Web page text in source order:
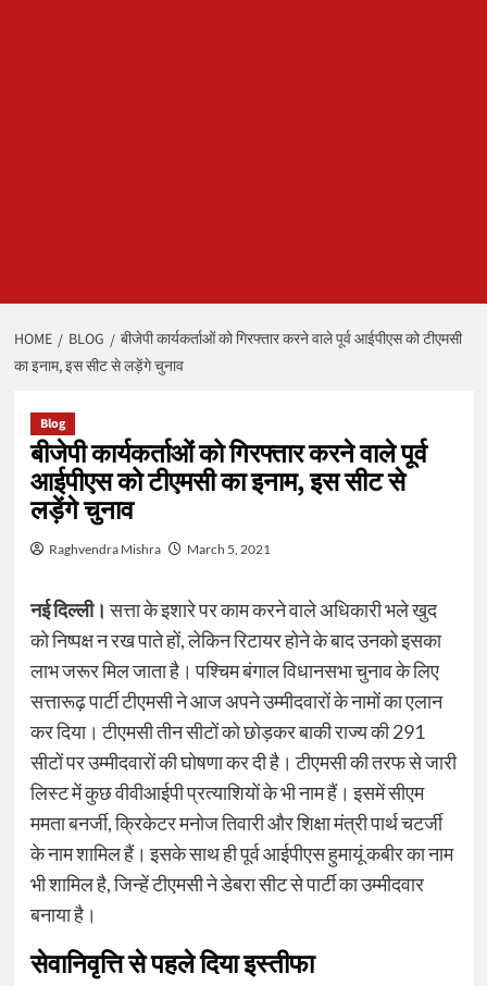
HOME BLOG
बीजेपी कार्यकर्ताओं को गिरफ्तार करने वाले पूर्व आईपीएस को टीएमसी
का इनाम, इस सीट से लड़ेंगे चुनाव
Blog
बीजेपी कार्यकर्ताओं को गिरफ्तार करने वाले पूर्व
आईपीएस को टीएमसी का इनाम, इस सीट से
लड़ेंगे चुनाव
Raghvendra Mishra March 5, 2021
नई दिल्ली। सत्ता के इशारे पर काम करने वाले अधिकारी भले खुद
को निष्पक्ष न रख पाते हों, लेकिन रिटायर होने के बाद उनको इसका
लाभ जरूर मिल जाता है। पश्चिम बंगाल विधानसभा चुनाव के लिए
सत्तारूढ़ पार्टी टीएमसी ने आज अपने उम्मीदवारों के नामों का एलान
कर दिया। टीएमसी तीन सीटों को छोड़कर बाकी राज्य की 291
सीटों पर उम्मीदवारों की घोषणा कर दी है। टीएमसी की तरफ से जारी
लिस्ट में कुछ वीवीआईपी प्रत्याशियों के भी नाम हैं। इसमें सीएम
ममता बनर्जी, क्रिकेटर मनोज तिवारी और शिक्षा मंत्री पार्थ चटर्जी
के नाम शामिल हैं। इसके साथ ही पूर्व आईपीएस हुमायूं कबीर का नाम
भी शामिल है, जिन्हें टीएमसी ने डेबरा सीट से पार्टी का उम्मीदवार
बनाया है।
सेवानिवृत्ति से पहले दिया इस्तीफा